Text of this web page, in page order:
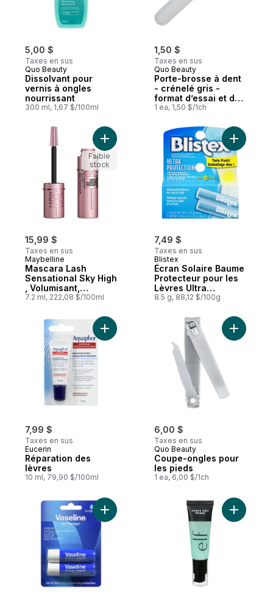
5,00 $
Taxes en sus
Quo Beauty
Dissolvant pour
vernis à ongles
nourrissant
300 ml, 1,67 $/100ml
1,50 $
Taxes en sus
Quo Beauty
Porte-brosse à dent
- crénelé gris -
format d’essai et de
voyage
1 ea, 1,50 $/1ch
15,99 $
Taxes en sus
Maybelline
Mascara Lash
Sensational Sky High
, Volumisant,
Allongeant, Haute
courbés, Volume
amplifié, Noir
véritable, 7.2 ml Noir
véritable
7.2 ml, 222,08 $/100ml
Ajouter Mascara Lash Sensational Sky
Faible
stock
7,49 $
Taxes en sus
Blistex
Écran Solaire Baume
Protecteur pour les
Lèvres Ultra
Protection FPS 30
8.5 g, 88,12 $/100g
Ajouter
7,99 $
Taxes en sus
Eucerin
Réparation des
lèvres
10 ml, 79,90 $/100ml
Ajouter Réparation des lèvres au panier
6,00 $
Taxes en sus
Quo Beauty
Coupe-ongles pour
les pieds
1 ea, 6,00 $/1ch
Ajouter
Ajouter Originale Soin Pour Lèvres au
Ajouter